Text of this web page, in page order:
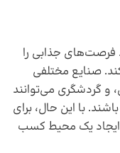
فرصت‌های جذابی را
صنایع مختلفی
و گردشگری می‌توانند
با این حال، برای
ایجاد یک محیط کسب